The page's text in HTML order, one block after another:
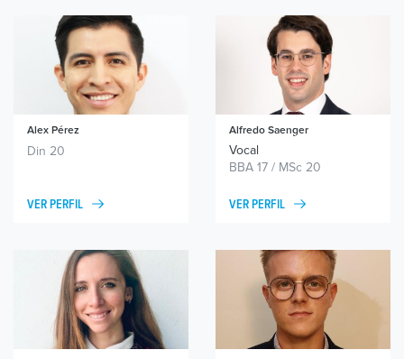
Alex Pérez
Din 20
VER PERFIL
Alfredo Saenger
Vocal
BBA 17 / MSc 20
VER PERFIL